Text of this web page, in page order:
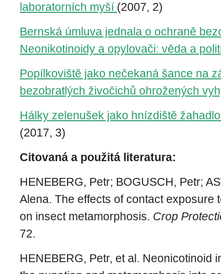
laboratorních myší (2007, 2)
Bernská úmluva jednala o ochraně
Neonikotinoidy a opylovači: věda a
Popílkoviště jako nečekaná šance na
bezobratlých živočichů ohrožených
Hálky zelenušek jako hnízdiště
(2017, 3)
Citovaná a použitá literatura:
HENEBERG, Petr; BOGUSCH, Petr;
Alena. The effects of contact exposure
on insect metamorphosis. Crop
72.
HENEBERG, Petr, et al. Neonicotinoid